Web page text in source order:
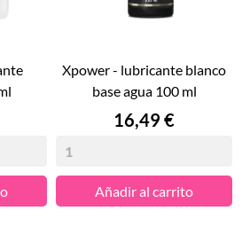
xpower - lubricante blanco
base agua 100 ml
Precio
16,49 €
Añadir al carrito